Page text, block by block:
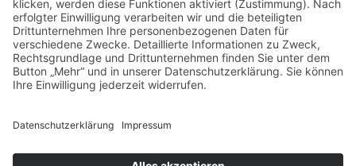
Samstag
07.30 Uhr bis 12.00 Uhr